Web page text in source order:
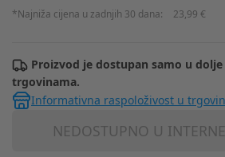
*Najniža cijena u zadnjih 30 dana: 23,99 €
Proizvod je dostupan samo u
trgovinama.
Informativna raspoloživost u
NEDOSTUPNO U